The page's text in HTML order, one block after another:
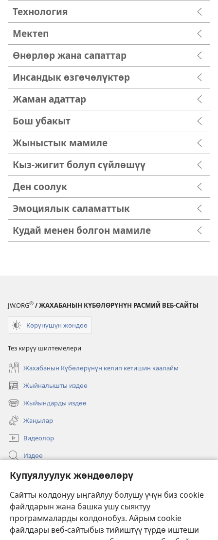
Купуялуулук жөндөөлөрү
Сайтты колдонуу ыңгайлуу болушу үчүн биз cookie
файлдарын жана башка ушу сыяктуу
программаларды колдонобуз. Айрым cookie
файлдары веб-сайтыбыз тийиштүү түрдө иштеши
Технология
Мектеп
Өнөрлөр жана сапаттар
Инсандык өзгөчөлүктөр
Жаман адаттар
Бош убакыт
Жыныстык мамиле
Кыз-жигит болуп сүйлөшүү
Ден соолук
Эмоциялык саламаттык
Кудай менен болгон мамиле
JW.ORG® / ЖАХАБАНЫН КҮБӨЛӨРҮНҮН РАСМИЙ ВЕБ-САЙТЫ
Көрүнүшүн жөндөө
Тез кирүү шилтемелери
Жахабанын Күбөлөрүнүн келип кетишин каалайм
Жыйналышты издөө
(жаңы
терезе
ачат)
Жыйындарды издөө
(жаңы
терезе
ачат)
Жаңылар
Видеолор
Издөө
Бийлик өкүлдөрү үчүн маалымат
(жаңы
терезе
ачат)